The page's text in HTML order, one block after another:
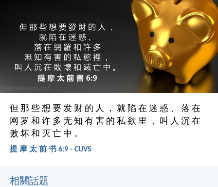
但 那 些 想 要 发 财 的 人 ， 就 陷 在 迷 惑 、 落 在
网 罗 和 许 多 无 知 有 害 的 私 欲 里 ， 叫 人 沉 在
败 坏 和 灭 亡 中 。
提 摩 太 前 书 6:9 - CUVS
相關話題